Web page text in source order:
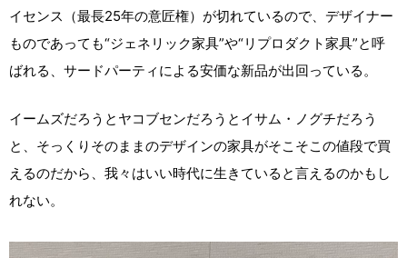
イセンス（最長25年の意匠権）が切れているので、デザイナー
ものであっても“ジェネリック家具”や“リプロダクト家具”と呼
ばれる、サードパーティによる安価な新品が出回っている。
イームズだろうとヤコブセンだろうとイサム・ノグチだろう
と、そっくりそのままのデザインの家具がそこそこの値段で買
えるのだから、我々はいい時代に生きていると言えるのかもし
れない。